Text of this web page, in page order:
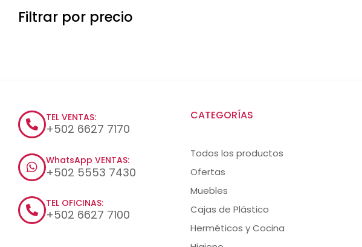
Filtrar por precio
TEL VENTAS:
+502 6627 7170
WhatsApp VENTAS:
+502 5553 7430
TEL OFICINAS:
+502 6627 7100
CATEGORÍAS
Todos los productos
Ofertas
Muebles
Cajas de Plástico
Herméticos y Cocina